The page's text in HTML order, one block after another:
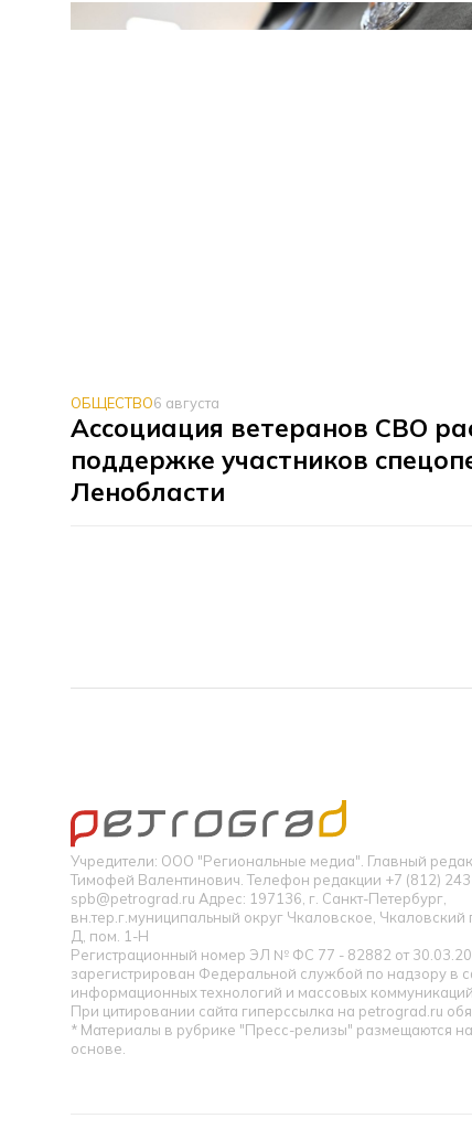
ОБЩЕСТВО6 августа
Ассоциация ветеранов СВО
поддержке участников
Ленобласти
Учредители: ООО "Региональные медиа". Главный
Тимофей Валентинович. Телефон редакции +7 (812) 243
spb@petrograd.ru Адрес: 197136, г. Санкт-Петербург,
вн.тер.г.муниципальный округ Чкаловское, Чкаловский
Д, пом. 1-Н
Регистрационный номер ЭЛ № ФС 77 - 82882 от
зарегистрирован Федеральной службой по надзору в
информационных технологий и массовых
При цитировании сайта гиперссылка на petrograd.ru
* Материалы в рубрике "Пресс-релизы" размещаются
основе.